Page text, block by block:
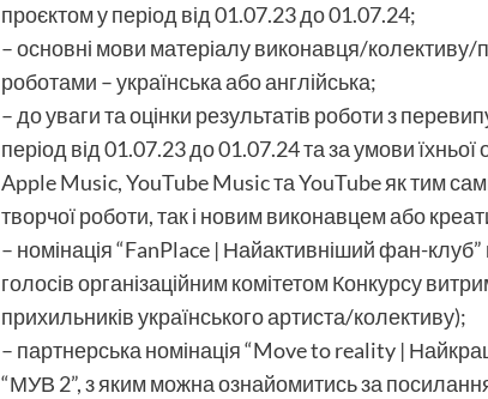
проєктом у період від 01.07.23 до 01.07.24;
– основні мови матеріалу виконавця/
роботами – українська або англійська;
– до уваги та оцінки результатів роботи з
період від 01.07.23 до 01.07.24 та за умови
Apple Music, YouTube Music та YouTube як тим
творчої роботи, так і новим виконавцем або
– номінація “FanPlace | Найактивніший фан-
голосів організаційним комітетом Конкурсу
прихильників українського артиста/колективу);
– партнерська номінація “Move to reality |
“МУВ 2”, з яким можна ознайомитись за